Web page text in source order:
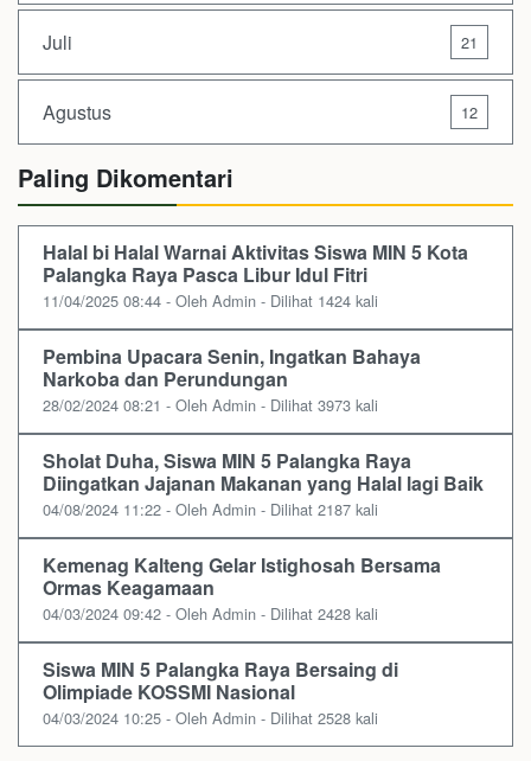
Juli 21
Agustus 12
Paling Dikomentari
Halal bi Halal Warnai Aktivitas Siswa MIN 5 Kota
Palangka Raya Pasca Libur Idul Fitri
11/04/2025 08:44 - Oleh Admin - Dilihat 1424 kali
Pembina Upacara Senin, Ingatkan Bahaya
Narkoba dan Perundungan
28/02/2024 08:21 - Oleh Admin - Dilihat 3973 kali
Sholat Duha, Siswa MIN 5 Palangka Raya
Diingatkan Jajanan Makanan yang Halal lagi Baik
04/08/2024 11:22 - Oleh Admin - Dilihat 2187 kali
Kemenag Kalteng Gelar Istighosah Bersama
Ormas Keagamaan
04/03/2024 09:42 - Oleh Admin - Dilihat 2428 kali
Siswa MIN 5 Palangka Raya Bersaing di
Olimpiade KOSSMI Nasional
04/03/2024 10:25 - Oleh Admin - Dilihat 2528 kali